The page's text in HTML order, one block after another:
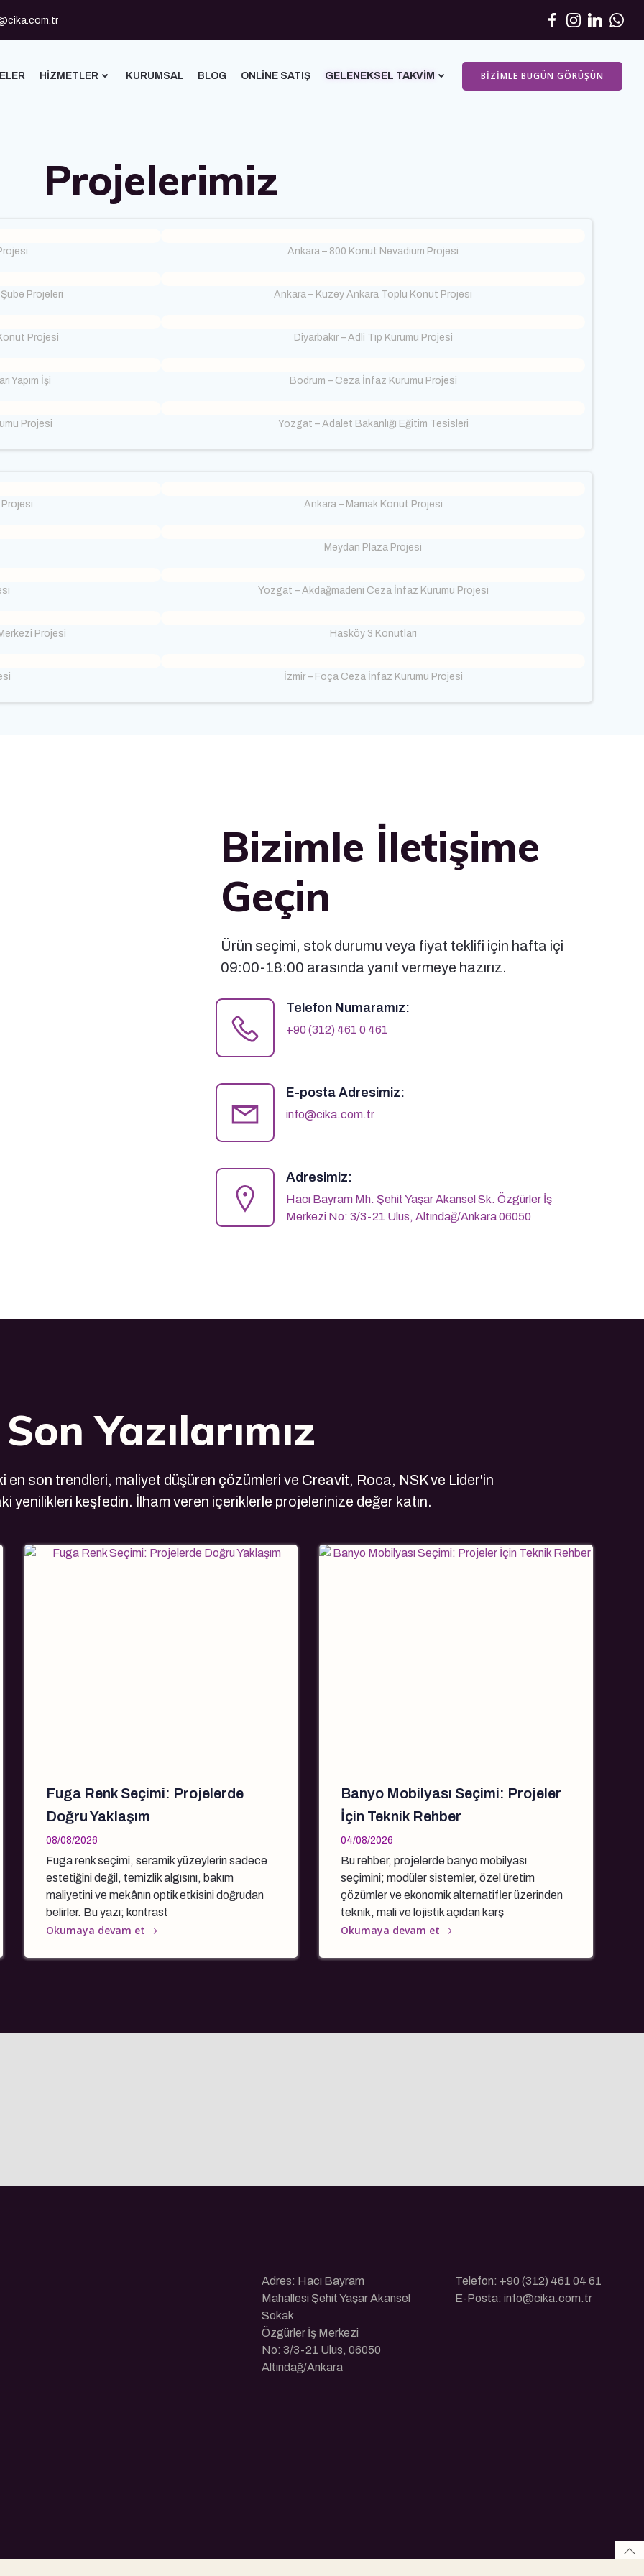
HIZMETLER KURUMSAL BLOG ONLINE SATIŞ GELENEKSEL TAKVIM BIZIMLE BUGÜN GÖRÜŞÜN
Projelerimiz
Ankara – 800 Konut Nevadium Projesi
Projeleri Ankara – Kuzey Ankara Toplu Konut Projesi
Projesi Diyarbakır – Adli Tıp Kurumu Projesi
Yapım İşi Bodrum – Ceza İnfaz Kurumu Projesi
Projesi Yozgat – Adalet Bakanlığı Eğitim Tesisleri
Ankara – Mamak Konut Projesi
Meydan Plaza Projesi
Yozgat – Akdağmadeni Ceza İnfaz Kurumu Projesi
Projesi Hasköy 3 Konutları
İzmir – Foça Ceza İnfaz Kurumu Projesi
Bizimle İletişime
Geçin
Ürün seçimi, stok durumu veya fiyat teklifi için hafta içi
09:00-18:00 arasında yanıt vermeye hazırız.
Telefon Numaramız:
+90 (312) 461 0 461
E-posta Adresimiz:
info@cika.com.tr
Adresimiz:
Hacı Bayram Mh. Şehit Yaşar Akansel Sk. Özgürler İş
Merkezi No: 3/3-21 Ulus, Altındağ/Ankara 06050
Son Yazılarımız
en son trendleri, maliyet düşüren çözümleri ve Creavit, Roca, NSK ve Lider'in
yenilikleri keşfedin. İlham veren içeriklerle projelerinize değer katın.
Fuga Renk Seçimi: Projelerde
Doğru Yaklaşım
08/08/2026
Fuga renk seçimi, seramik yüzeylerin sadece
estetiğini değil, temizlik algısını, bakım
maliyetini ve mekânın optik etkisini doğrudan
belirler. Bu yazı; kontrast
Okumaya devam et
Banyo Mobilyası Seçimi: Projeler
İçin Teknik Rehber
04/08/2026
Bu rehber, projelerde banyo mobilyası
seçimini; modüler sistemler, özel üretim
çözümler ve ekonomik alternatifler üzerinden
teknik, mali ve lojistik açıdan karş
Okumaya devam et
Adres: Hacı Bayram
Mahallesi Şehit Yaşar Akansel
Sokak
Özgürler İş Merkezi
No: 3/3-21 Ulus, 06050
Altındağ/Ankara
Telefon: +90 (312) 461 04 61
E-Posta: info@cika.com.tr